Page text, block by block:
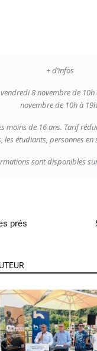
+ d’infos
8 novembre de
novembre de 10h à
moins de 16 ans. Tarif
les étudiants, personnes
sont disponibles
prés